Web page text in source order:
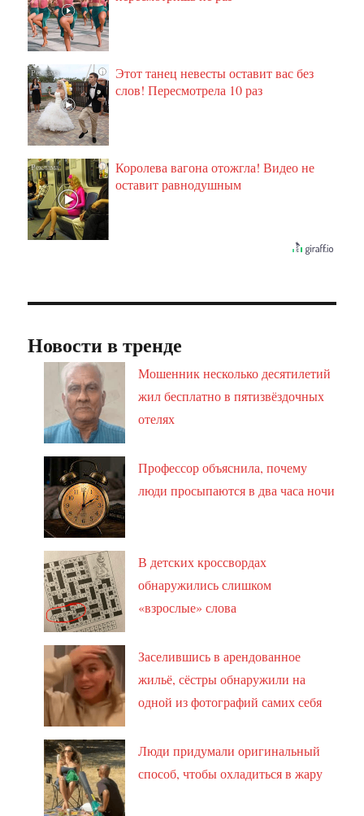
i
Этот танец невесты оставит вас без
слов! Пересмотрела 10 раз
i
Королева вагона отожгла! Видео не
оставит равнодушным
Новости в тренде
Мошенник несколько десятилетий
жил бесплатно в пятизвёздочных
отелях
Профессор объяснила, почему
люди просыпаются в два часа ночи
В детских кроссвордах
обнаружились слишком
«взрослые» слова
Заселившись в арендованное
жильё, сёстры обнаружили на
одной из фотографий самих себя
Люди придумали оригинальный
способ, чтобы охладиться в жару